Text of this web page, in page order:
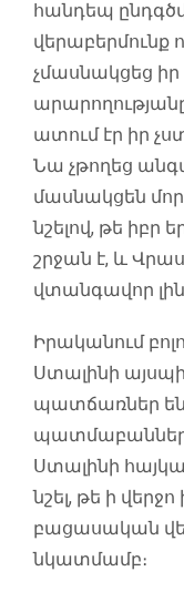
հանդեպ
վերաբերմունք
չմասնակցեց
ատում էր իր
Նա չթողեց
մասնակցեն
նշելով, թե իբր
շրջան է, և
վտանգավոր
Իրականում
Ստալինի
պատճառներ են
Ստալինի
նշել, թե ի
բացասական
նկատմամբ։